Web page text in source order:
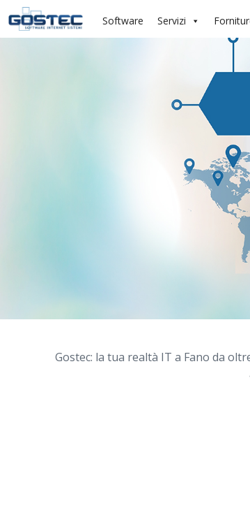
Software Servizi
Gostec: la tua realtà IT a Fano da